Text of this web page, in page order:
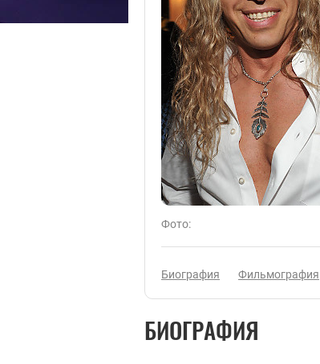
Фото:
Биография Фильмография
БИОГРАФИЯ